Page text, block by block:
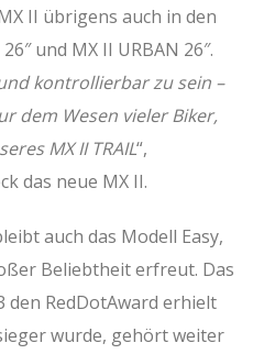
II übrigens auch in den
und MX II URBAN 26″.
kontrollierbar zu sein –
dem Wesen vieler Biker,
MX II TRAIL“,
das neue MX II.
auch das Modell Easy,
Beliebtheit erfreut. Das
den RedDotAward erhielt
wurde, gehört weiter